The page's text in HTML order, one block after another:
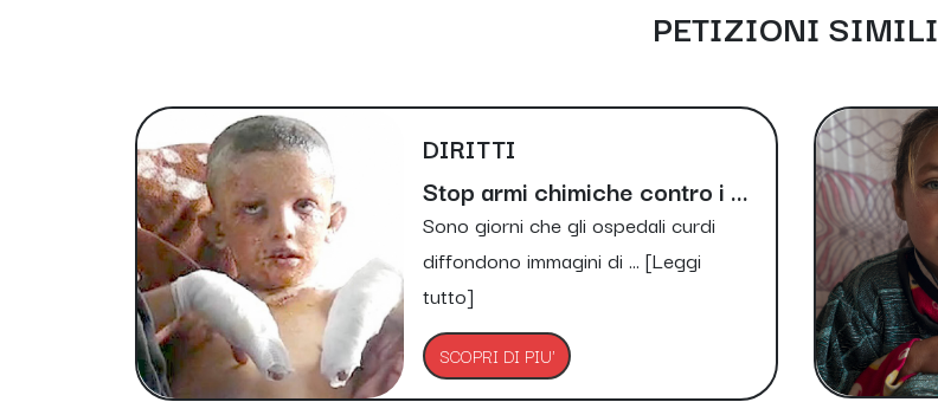
PETIZIONI SIMILI
DIRITTI
Stop armi chimiche contro i ...
Sono giorni che gli ospedali curdi
diffondono immagini di ... [Leggi
tutto]
SCOPRI DI PIU'